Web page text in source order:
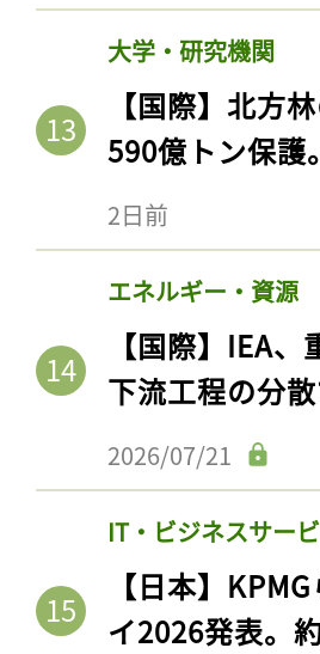
大学・研究機関
【国際】北方
590億トン保護
2日前
エネルギー・資源
【国際】IEA
下流工程の分
2026/07/21
IT・ビジネスサー
【日本】
イ2026発表。
記事を